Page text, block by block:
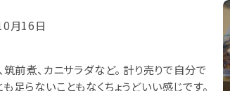
月16日
前煮、カニサラダなど。 計り売りで自分で
足らないこともなくちょうどいい感じです。